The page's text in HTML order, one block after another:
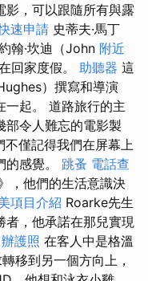
影，可以跟隨所有與露
速申請 史蒂夫·馬丁
翰·坎迪（John 附近
回家度假。 助聽器 這
）撰寫和導演
一起。 道路旅行的主
部令人難忘的電影製
不僅記得我們在屏幕上
感覺。 跳蚤 電話查
，他們的生活意識決
項目介紹 Roarke先生
，他承諾在那兒實現
辦護照 在客人中是格溫
移到另一個方向上，